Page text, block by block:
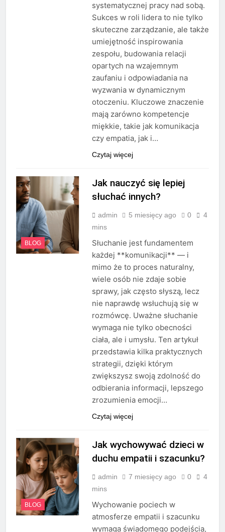
systematycznej pracy nad sobą.
Sukces w roli lidera to nie tylko
skuteczne zarządzanie, ale także
umiejętność inspirowania
zespołu, budowania relacji
opartych na wzajemnym
zaufaniu i odpowiadania na
wyzwania w dynamicznym
otoczeniu. Kluczowe znaczenie
mają zarówno kompetencje
miękkie, takie jak komunikacja
czy empatia, jak i…
Czytaj więcej
BLOG
Jak nauczyć się lepiej
słuchać innych?
admin 5 miesięcy ago 0
4
mins
Słuchanie jest fundamentem
każdej **komunikacji** — i
mimo że to proces naturalny,
wiele osób nie zdaje sobie
sprawy, jak często słyszą, lecz
nie naprawdę wsłuchują się w
rozmówcę. Uważne słuchanie
wymaga nie tylko obecności
ciała, ale i umysłu. Ten artykuł
przedstawia kilka praktycznych
strategii, dzięki którym
zwiększysz swoją zdolność do
odbierania informacji, lepszego
zrozumienia emocji…
Czytaj więcej
BLOG
Jak wychowywać dzieci w
duchu empatii i szacunku?
admin 7 miesięcy ago 0
4
mins
Wychowanie pociech w
atmosferze empatii i szacunku
wymaga świadomego podejścia,